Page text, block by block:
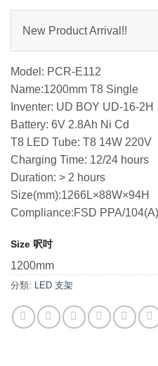
New Product Arrival!!
Model: PCR-E112
Name:1200mm T8 Single
Inventer: UD BOY UD-16-2H
Battery: 6V 2.8Ah Ni Cd
T8 LED Tube: T8 14W 220V
Charging Time: 12/24 hours
Duration: > 2 hours
Size(mm):1266L×88W×94H
Compliance:FSD PPA/
Size 呎吋
1200mm
分類: LED 支架